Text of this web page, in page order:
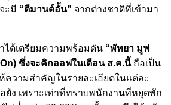
ะมี “ดีมานด์อั้น” จากต่างชาติที่เข้ามา
ได้เตรียมความพร้อมดัน “พัทยา มูฟ
ซึ่งจะคิกออฟในเดือน ส.ค.นี้ถือเป็น
ความสำคัญในรายละเอียดในแต่ละ
ง เพราะเท่าที่ทราบพนักงานที่หยุดพัก